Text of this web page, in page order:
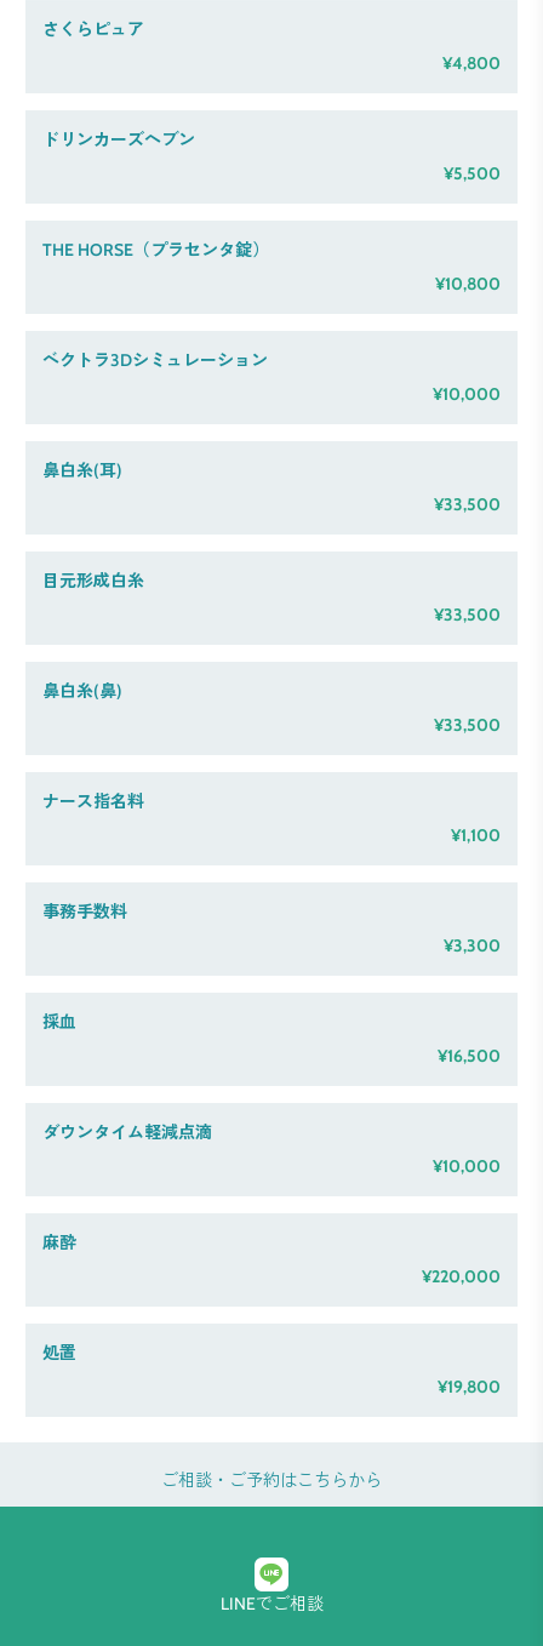
さくらピュア
¥4,800
ドリンカーズヘブン
¥5,500
THE HORSE（プラセンタ錠）
¥10,800
ベクトラ3Dシミュレーション
¥10,000
鼻白糸(耳)
¥33,500
目元形成白糸
¥33,500
鼻白糸(鼻)
¥33,500
ナース指名料
¥1,100
事務手数料
¥3,300
採血
¥16,500
ダウンタイム軽減点滴
¥10,000
麻酔
¥220,000
処置
¥19,800
ご相談・ご予約はこちらから
LINEでご相談